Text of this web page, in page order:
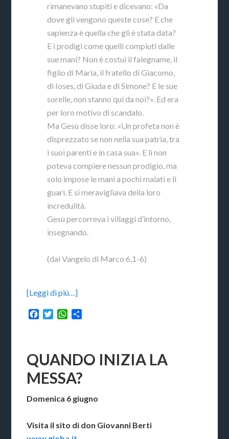
rimanevano stupiti e dicevano: «Da
dove gli vengono queste cose? E che
sapienza è quella che gli è stata data?
E i prodigi come quelli compiuti dalle
sue mani? Non è costui il falegname, il
figlio di Maria, il fratello di Giacomo,
di Ioses, di Giuda e di Simone? E le sue
sorelle, non stanno qui da noi?». Ed era
per loro motivo di scandalo.
Ma Gesù disse loro: «Un profeta non è
disprezzato se non nella sua patria, tra
i suoi parenti e in casa sua». E lì non
poteva compiere nessun prodigio, ma
solo impose le mani a pochi malati e li
guarì. E si meravigliava della loro
incredulità.
Gesù percorreva i villaggi d’intorno,
insegnando.
(dal Vangelo di Marco 6,1-6)
[Leggi di più…]
Facebook
TwitterWhatsApp
QUANDO INIZIA LA
MESSA?
Domenica 6 giugno
Visita il sito di don Giovanni Berti